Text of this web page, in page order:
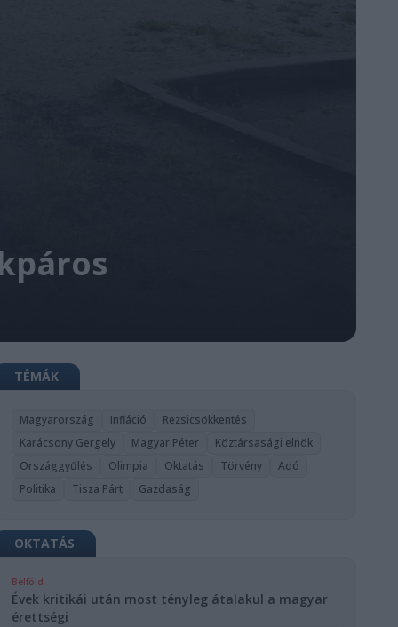
TÉMÁK
Magyarország Infláció
Rezsicsökkentés
Karácsony Gergely
Magyar Péter
Köztársasági elnök
Országgyűlés
Olimpia Oktatás Törvény
Adó
Politika
Tisza Párt Gazdaság
OKTATÁS
Belföld
Évek kritikái után most tényleg átalakul a magyar
érettségi